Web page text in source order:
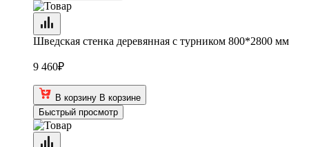
Шведская стенка деревянная с турником 800*2800 мм
9 460₽
В корзину В корзине
Быстрый просмотр